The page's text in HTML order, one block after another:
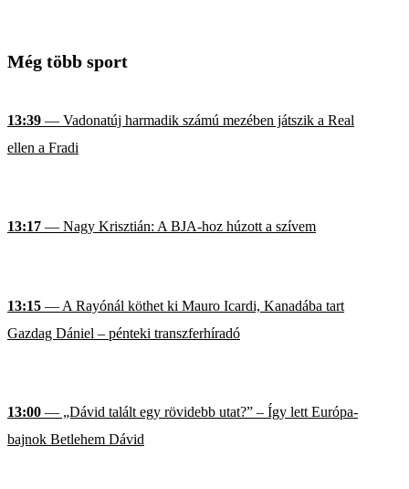
Még több sport
13:39 — Vadonatúj harmadik számú mezében játszik a Real
ellen a Fradi
13:17 — Nagy Krisztián: A BJA-hoz húzott a szívem
13:15 — A Rayónál köthet ki Mauro Icardi, Kanadába tart
Gazdag Dániel – pénteki transzferhíradó
13:00 — „Dávid talált egy rövidebb utat?” – Így lett Európa-
bajnok Betlehem Dávid